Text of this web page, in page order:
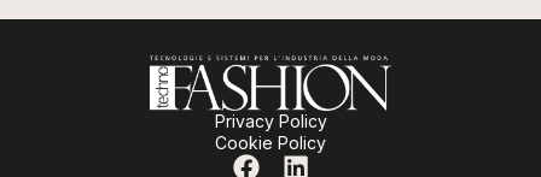
Privacy Policy
Cookie Policy